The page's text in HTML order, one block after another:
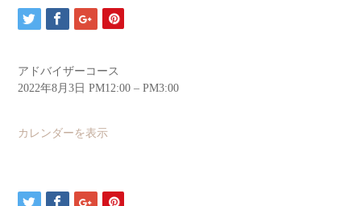
アドバイザーコース
2022年8月3日 PM12:00 – PM3:00
カレンダーを表示